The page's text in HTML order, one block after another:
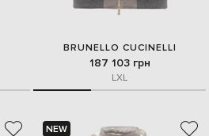
BRUNELLO CUCINELLI
187 103 грн
LXL
NEW